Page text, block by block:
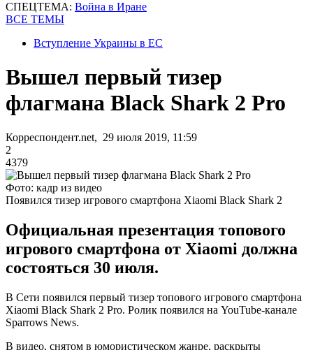
СПЕЦТЕМА: Война в Иране
ВСЕ ТЕМЫ
Вступление Украины в ЕС
Вышел первый тизер
флагмана Black Shark 2 Pro
Корреспондент.net, 29 июля 2019, 11:59
2
4379
Фото: кадр из видео
Появился тизер игрового смартфона Xiaomi Black Shark 2
Официальная презентация топового
игрового смартфона от Xiaomi должна
состояться 30 июля.
В Сети появился первый тизер топового игрового смартфона
Xiaomi Black Shark 2 Pro. Ролик появился на YouTube-канале
Sparrows News.
В видео, снятом в юмористическом жанре, раскрыты